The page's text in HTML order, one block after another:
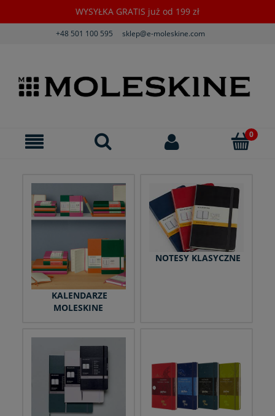
WYSYŁKA GRATIS już od 199 zł
+48 501 100 595 sklep@e-moleskine.com
KALENDARZE
MOLESKINE
NOTESY KLASYCZNE